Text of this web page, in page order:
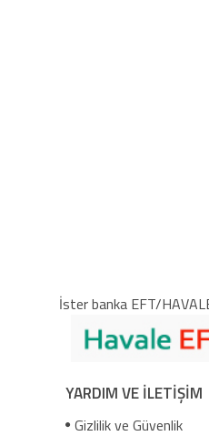
İster banka EFT/
YARDIM VE İLETİŞİM
Gizlilik ve Güvenlik